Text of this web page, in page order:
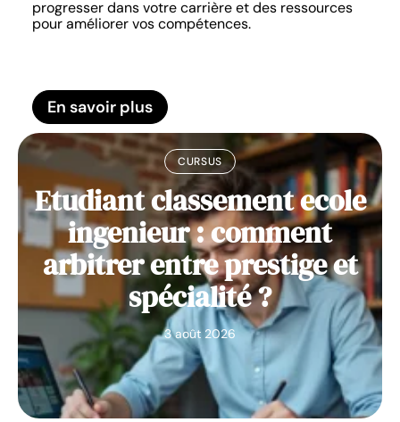
CURSUS
Etudiant classement ecole
ingenieur : comment
arbitrer entre prestige et
spécialité ?
3 août 2026
progresser dans votre carrière et des ressources
pour améliorer vos compétences.
En savoir plus